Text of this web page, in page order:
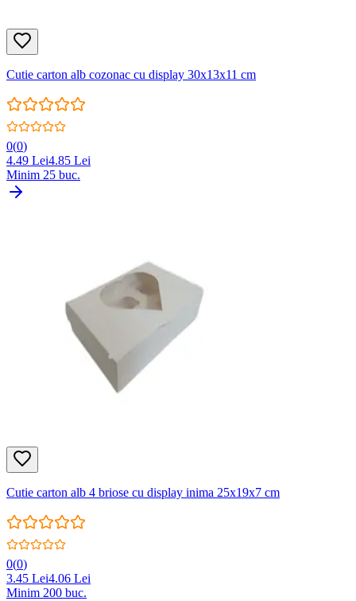
Cutie carton alb cozonac cu display 30x13x11 cm
0(0)
4.49 Lei4.85 Lei
Minim 25 buc.
Cutie carton alb 4 briose cu display inima 25x19x7 cm
0(0)
3.45 Lei4.06 Lei
Minim 200 buc.